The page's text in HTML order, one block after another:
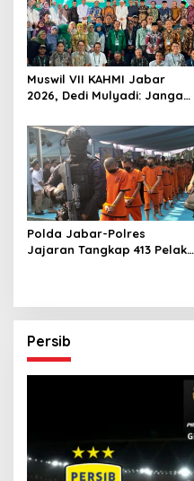
Muswil VII KAHMI Jabar
2026, Dedi Mulyadi: Jangan
Digital
Polda Jabar-Polres
Jajaran Tangkap 413 Pelaku
Persib